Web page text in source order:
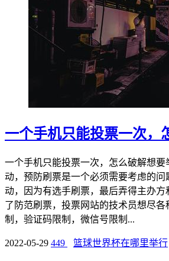
一个手机只能投票一次，
一个手机只能投票一次，怎么破解想
动，预防刷票是一个必须需要考虑的问
动，因为有选手刷票，最后弄得主办方
了防范刷票，投票网站的技术员想尽各
制，验证码限制，微信号限制...
2022-05-29 449 篮球世界杯在哪里举行